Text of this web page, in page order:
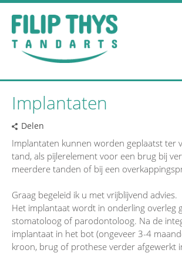
Implantaten
Delen
Implantaten kunnen worden geplaatst ter
tand, als pijlerelement voor een brug bij
meerdere tanden of bij een
Graag begeleid ik u met vrijblijvend advies.
Het implantaat wordt in onderling overleg
stomatoloog of parodontoloog. Na de
implantaat in het bot (ongeveer 3-4
kroon, brug of prothese verder afgewerkt